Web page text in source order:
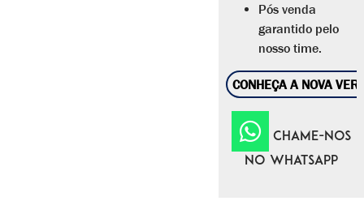
Pós venda
garantido pelo
nosso time.
CONHEÇA A NOVA
CHAME-NOS
NO WHATSAPP